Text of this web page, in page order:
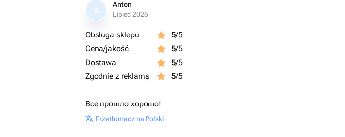
A
Anton
Lipiec 2026
Obsługa sklepu 5/5
Cena/jakość
5/5
Dostawa
5/5
Zgodnie z reklamą
5/5
Все прошло хорошо!
Przetłumacz na Polski